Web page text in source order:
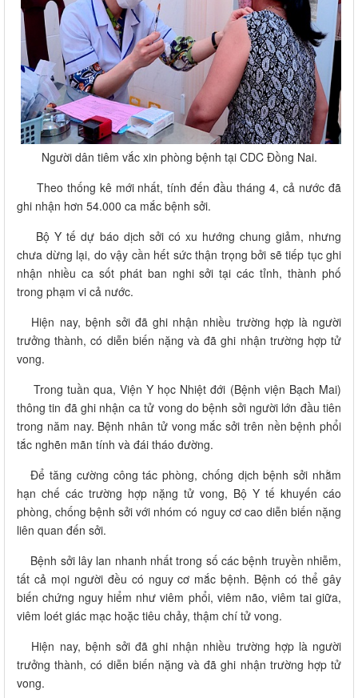
Người dân tiêm vắc xin phòng bệnh tại CDC Đồng Nai.
Theo thống kê mới nhất, tính đến đầu tháng 4, cả nước đã
ghi nhận hơn 54.000 ca mắc bệnh sởi.
Bộ Y tế dự báo dịch sởi có xu hướng chung giảm, nhưng
chưa dừng lại, do vậy cần hết sức thận trọng bởi sẽ tiếp tục ghi
nhận nhiều ca sốt phát ban nghi sởi tại các tỉnh, thành phố
trong phạm vi cả nước.
Hiện nay, bệnh sởi đã ghi nhận nhiều trường hợp là người
trưởng thành, có diễn biến nặng và đã ghi nhận trường hợp tử
vong.
Trong tuần qua, Viện Y học Nhiệt đới (Bệnh viện Bạch Mai)
thông tin đã ghi nhận ca tử vong do bệnh sởi người lớn đầu tiên
trong năm nay. Bệnh nhân tử vong mắc sởi trên nền bệnh phổi
tắc nghẽn mãn tính và đái tháo đường.
Để tăng cường công tác phòng, chống dịch bệnh sởi nhằm
hạn chế các trường hợp nặng tử vong, Bộ Y tế khuyến cáo
phòng, chống bệnh sởi với nhóm có nguy cơ cao diễn biến nặng
liên quan đến sởi.
Bệnh sởi lây lan nhanh nhất trong số các bệnh truyền nhiễm,
tất cả mọi người đều có nguy cơ mắc bệnh. Bệnh có thể gây
biến chứng nguy hiểm như viêm phổi, viêm não, viêm tai giữa,
viêm loét giác mạc hoặc tiêu chảy, thậm chí tử vong.
Hiện nay, bệnh sởi đã ghi nhận nhiều trường hợp là người
trưởng thành, có diễn biến nặng và đã ghi nhận trường hợp tử
vong.